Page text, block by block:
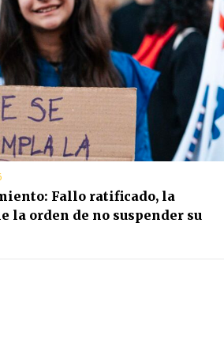
Fallo ratificado, la
la orden de no suspender su